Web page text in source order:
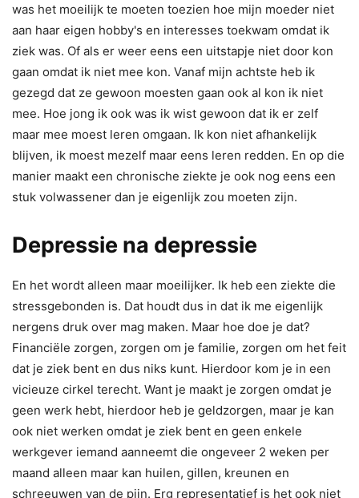
was het moeilijk te moeten toezien hoe mijn moeder niet
aan haar eigen hobby's en interesses toekwam omdat ik
ziek was. Of als er weer eens een uitstapje niet door kon
gaan omdat ik niet mee kon. Vanaf mijn achtste heb ik
gezegd dat ze gewoon moesten gaan ook al kon ik niet
mee. Hoe jong ik ook was ik wist gewoon dat ik er zelf
maar mee moest leren omgaan. Ik kon niet afhankelijk
blijven, ik moest mezelf maar eens leren redden. En op die
manier maakt een chronische ziekte je ook nog eens een
stuk volwassener dan je eigenlijk zou moeten zijn.
Depressie na depressie
En het wordt alleen maar moeilijker. Ik heb een ziekte die
stressgebonden is. Dat houdt dus in dat ik me eigenlijk
nergens druk over mag maken. Maar hoe doe je dat?
Financiële zorgen, zorgen om je familie, zorgen om het feit
dat je ziek bent en dus niks kunt. Hierdoor kom je in een
vicieuze cirkel terecht. Want je maakt je zorgen omdat je
geen werk hebt, hierdoor heb je geldzorgen, maar je kan
ook niet werken omdat je ziek bent en geen enkele
werkgever iemand aanneemt die ongeveer 2 weken per
maand alleen maar kan huilen, gillen, kreunen en
schreeuwen van de pijn. Erg representatief is het ook niet